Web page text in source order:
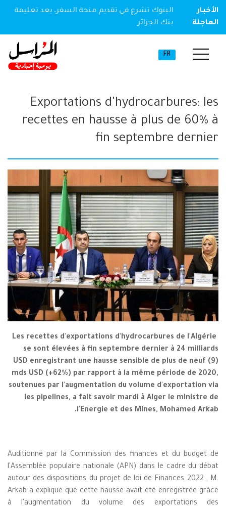
الأخبار
العاجلة
مخدر
البنوك تشرع في تقديم منحة السفر، بعد تعليمة
بنك الجزائر
FR
Exportations d'hydrocarbures: les
recettes en hausse à plus de 60% à
fin septembre dernier
Les recettes d'exportations d'hydrocarbures de l'Algérie
se sont élevées à fin septembre dernier à 24 milliards
USD enregistrant une hausse sensible de plus de neuf (9)
mds USD (+62%) par rapport à la même période de 2020,
soutenues par l'augmentation du volume d'exportation via
les pipelines, a fait savoir mardi à Alger le ministre de
l'Energie et des Mines, Mohamed Arkab.
Auditionné par la Commission des finances et du budget de
l'Assemblée populaire nationale (APN) dans le cadre du débat
autour des dispositions du projet de loi de Finances 2022 , M.
Arkab a expliqué que cette hausse avait été enregistrée grâce
à l'augmentation du volume des exportations des